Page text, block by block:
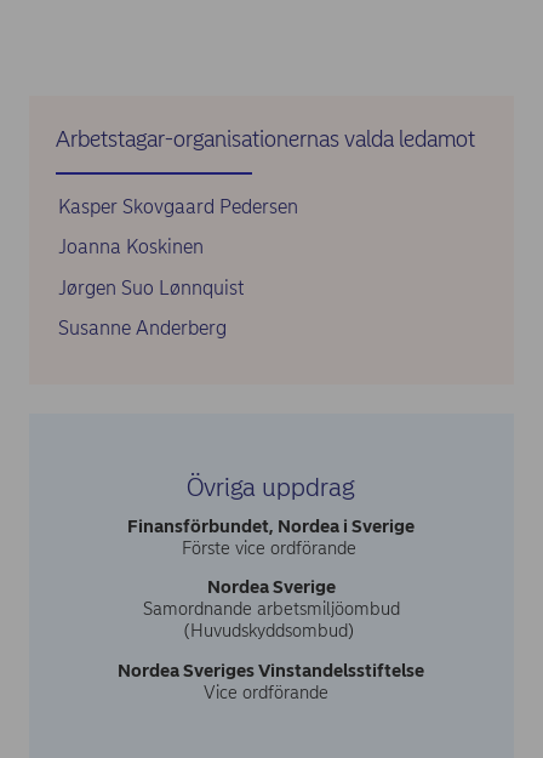
Arbetstagar-organisationernas valda ledamot
Kasper Skovgaard Pedersen
Joanna Koskinen
Jørgen Suo Lønnquist
Susanne Anderberg
Övriga uppdrag
Finansförbundet, Nordea i Sverige
Förste vice ordförande
Nordea Sverige
Samordnande arbetsmiljöombud
(Huvudskyddsombud)
Nordea Sveriges Vinstandelsstiftelse
Vice ordförande